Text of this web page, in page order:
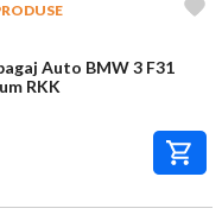
Auto BMW 3 F31
RKK